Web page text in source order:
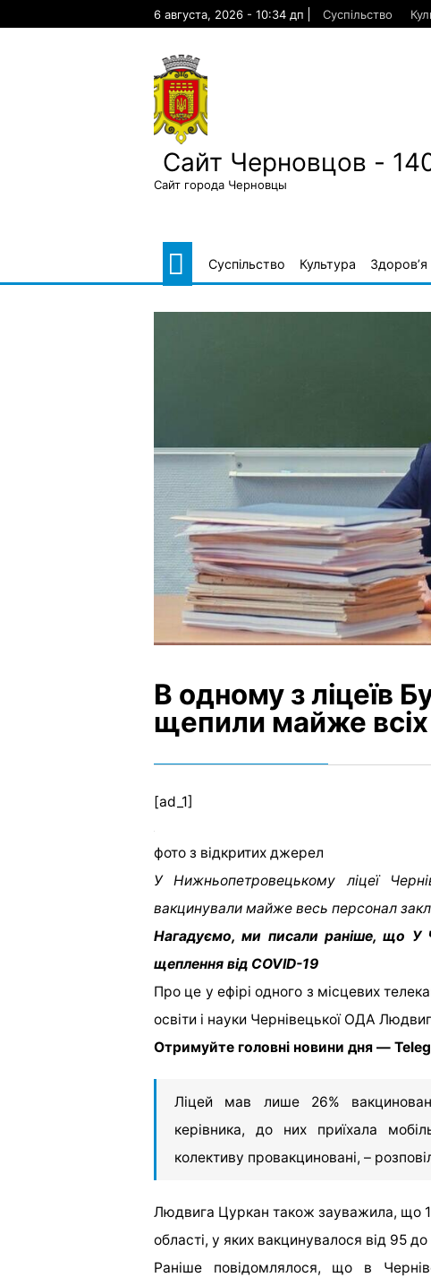
6 августа, 2026 - 10:34 дп Суспільство
Сайт Черновцов -
Сайт города Черновцы
Суспільство Культура Здоров’я
В одному з ліцеїв
щепили майже всіх
[ad_1]
фото з відкритих джерел
У Нижньопетровецькому ліцеї
вакцинували майже весь персонал
Нагадуємо, ми писали раніше, що У
щеплення від COVID-19
Про це у ефірі одного з місцевих
освіти і науки Чернівецької ОДА
Отримуйте головні новини дня —
Ліцей мав лише 26%
керівника, до них приїхала
колективу провакциновані, –
Людвига Цуркан також зауважила, що 1
області, у яких вакцинувалося від 95
Раніше повідомлялося, що в